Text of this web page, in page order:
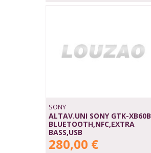
SONY
ALTAV.UNI SONY GTK-XB60B
BLUETOOTH,NFC,EXTRA
BASS,USB
280,00 €